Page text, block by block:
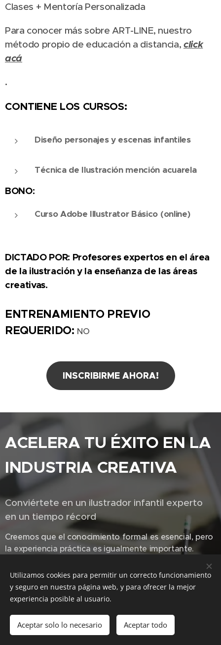
Clases + Mentoría Personalizada
Para conocer más sobre ART-LINE, nuestro
método propio de educación a distancia, click
acá
.
CONTIENE LOS CURSOS:
Diseño personajes y escenas infantiles
Técnica de Ilustración mención acuarela
BONO:
Curso Adobe Illustrator Básico (online)
DICTADO POR: Profesores expertos en el área
de la ilustración y la enseñanza de las áreas
creativas.
ENTRENAMIENTO PREVIO
REQUERIDO: NO
INSCRIBIRME AHORA!
ACELERA TU ÉXITO EN LA
INDUSTRIA CREATIVA
Conviértete en un ilustrador infantil experto
en un tiempo récord
Creemos que el conocimiento formal es esencial, pero
la experiencia práctica es igualmente importante.
un equilibrio perfecto entre la teoría y la aplicación en
el mundo real. Aprenderás de profesionales de la
industria que compartirán sus conocimientos,
el aula y la competencia profesional.
Utilizamos cookies para permitir un correcto funcionamiento
y seguro en nuestra página web, y para ofrecer la mejor
experiencia posible al usuario.
Aceptar solo lo necesario Aceptar todo